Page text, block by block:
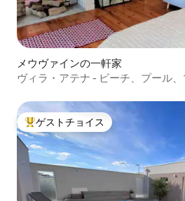
メウヴァインの一軒家
ヴィラ・アテナ - ビーチ、プール
大好評のゲストチョイスです。
ゲストチョイス